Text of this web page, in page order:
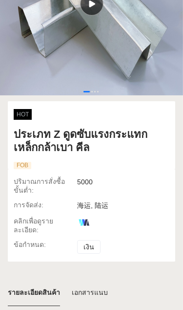
HOT
ประเภท Z ดูดซับแรงกระแทก
เหล็กกล้าเบา คีล
FOB
ปริมาณการสั่งซื้อ
ขั้นต่ำ:
5000
การจัดส่ง:
海运, 陆运
คลิกเพื่อดูราย
ละเอียด:
ข้อกำหนด: เงิน
รายละเอียดสินค้า เอกสารแนบ
บล็อก
ติดต่อเรา